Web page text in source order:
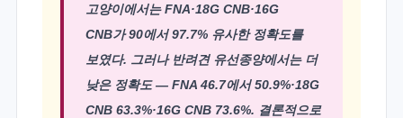
고양이에서는 FNA·18G CNB·16G
CNB가 90에서 97.7% 유사한 정확도를
보였다. 그러나 반려견 유선종양에서는 더
낮은 정확도 — FNA 46.7에서 50.9%·18G
CNB 63.3%·16G CNB 73.6%. 결론적으로